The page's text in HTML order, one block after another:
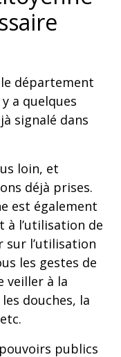
département
y a quelques
signalé dans
loin, et
déjà prises.
est également
à l’utilisation de
sur l’utilisation
les gestes de
veiller à la
douches, la
publics